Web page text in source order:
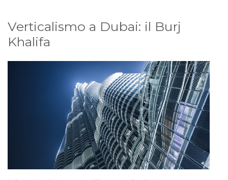
Verticalismo a Dubai: il Burj
Khalifa